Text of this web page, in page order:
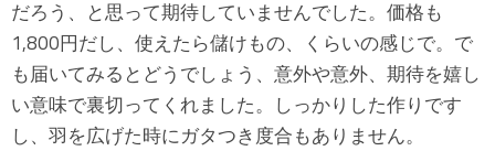
だろう、と思って期待していませんでした。価格も
1,800円だし、使えたら儲けもの、くらいの感じで。で
も届いてみるとどうでしょう、意外や意外、期待を嬉し
い意味で裏切ってくれました。しっかりした作りです
し、羽を広げた時にガタつき度合もありません。